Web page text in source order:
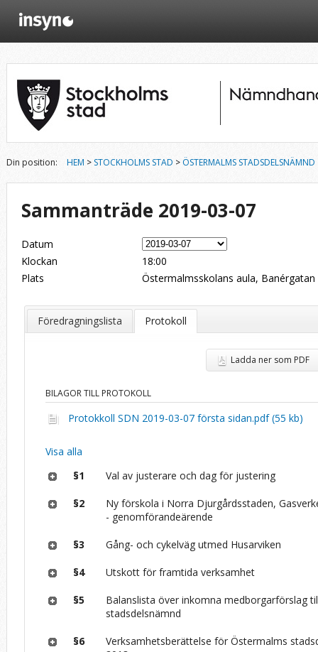
Din position: HEM > STOCKHOLMS STAD >ÖSTERMALMS STADSDELSNÄMND
Sammanträde 2019-03-07
Datum
Klockan
18:00
Plats
Östermalmsskolans aula, Banérgatan
Föredragningslista Protokoll
Ladda ner som PDF
BILAGOR TILL PROTOKOLL
Protokkoll SDN 2019-03-07 första sidan.pdf (55 kb)
Visa alla
§1
Val av justerare och dag för justering
§2
Ny förskola i Norra Djurgårdsstaden,
- genomförandeärende
§3 Gång- och cykelväg utmed Husarviken
§4 Utskott för framtida verksamhet
§5
Balanslista över inkomna medborgarförslag
stadsdelsnämnd
§6
Verksamhetsberättelse för Östermalms